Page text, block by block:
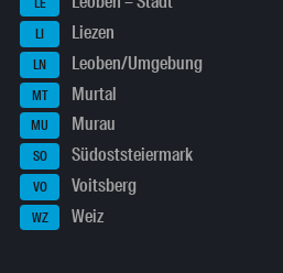
LE
LI Liezen
LN Leoben/Umgebung
MT Murtal
MU Murau
SO Südoststeiermark
VO Voitsberg
WZ Weiz